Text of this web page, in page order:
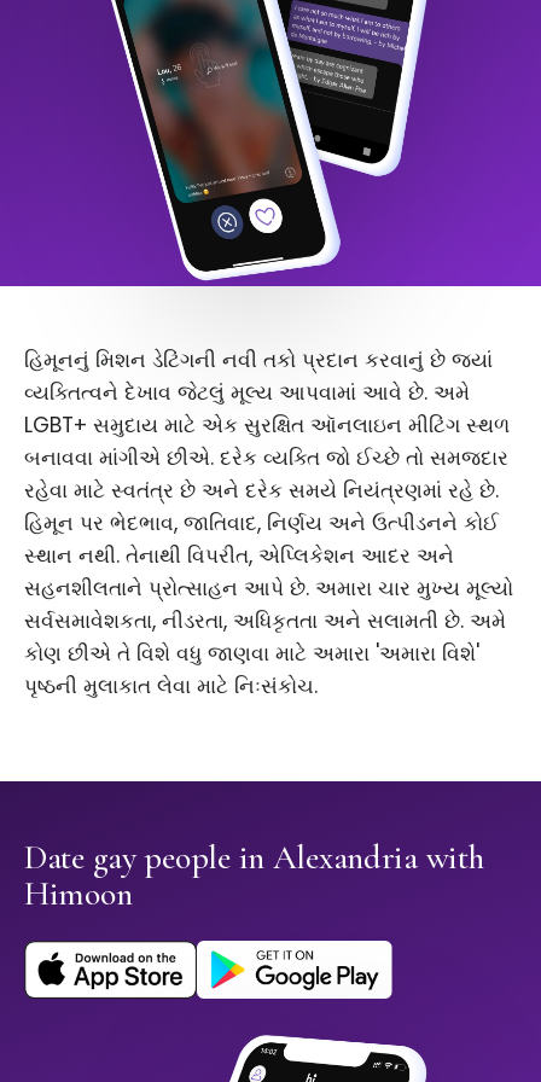
હિમૂનનું મિશન ડેટિંગની નવી તકો પ્રદાન કરવાનું છે જ્યાં
વ્યક્તિત્વને દેખાવ જેટલું મૂલ્ય આપવામાં આવે છે. અમે
LGBT+ સમુદાય માટે એક સુરક્ષિત ઑનલાઇન મીટિંગ સ્થળ
બનાવવા માંગીએ છીએ. દરેક વ્યક્તિ જો ઈચ્છે તો સમજદાર
રહેવા માટે સ્વતંત્ર છે અને દરેક સમયે નિયંત્રણમાં રહે છે.
હિમૂન પર ભેદભાવ, જાતિવાદ, નિર્ણય અને ઉત્પીડનને કોઈ
સ્થાન નથી. તેનાથી વિપરીત, એપ્લિકેશન આદર અને
સહનશીલતાને પ્રોત્સાહન આપે છે. અમારા ચાર મુખ્ય મૂલ્યો
સર્વસમાવેશકતા, નીડરતા, અધિકૃતતા અને સલામતી છે. અમે
કોણ છીએ તે વિશે વધુ જાણવા માટે અમારા 'અમારા વિશે'
પૃષ્ઠની મુલાકાત લેવા માટે નિઃસંકોચ.
Date gay people in Alexandria with
Himoon